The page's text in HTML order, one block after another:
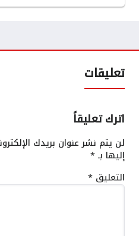
تعليقات
اترك تعليقاً
لن يتم نشر عنوان بريدك
إليها بـ*
التعليق *